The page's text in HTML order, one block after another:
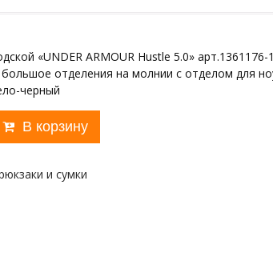
«UNDER ARMOUR Hustle 5.0» арт.1361176-
большое отделения на молнии с отделом для
черный
В корзину
и сумки